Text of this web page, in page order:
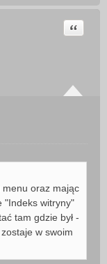
Cytuj
oraz mając
"Indeks witryny"
tam gdzie był -
w swoim